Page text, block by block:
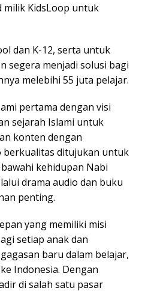
milik KidsLoop untuk
dan K-12, serta untuk
segera menjadi solusi bagi
melebihi 55 juta pelajar.
pertama dengan visi
sejarah Islami untuk
konten dengan
berkualitas ditujukan untuk
kehidupan Nabi
drama audio dan buku
penting.
yang memiliki misi
setiap anak dan
baru dalam belajar,
Indonesia. Dengan
di salah satu pasar